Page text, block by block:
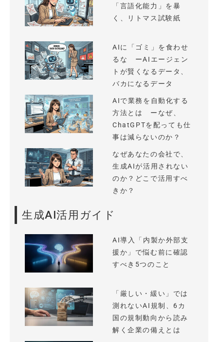
「言語化能力」を暴
く、リトマス試験紙
AIに「ゴミ」を食わせ
るな ーAIエージェン
トが賢くなるデータ、
バカになるデータ
AIで業務を自動化する
方法とは ーなぜ、
ChatGPTを配っても仕
事は減らないのか？
なぜあなたの会社で、
生成AIが活用されない
のか？どこで活用すべ
きか？
生成AI活用ガイド
AI導入「内製か外部支
援か」で悩む前に確認
すべき5つのこと
「厳しい・緩い」では
測れないAI規制、6カ
国の規制動向から読み
解く企業の備えとは